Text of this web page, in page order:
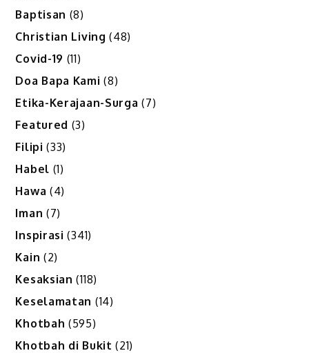
Baptisan (8)
Christian Living (48)
Covid-19 (11)
Doa Bapa Kami (8)
Etika-Kerajaan-Surga (7)
Featured (3)
Filipi (33)
Habel (1)
Hawa (4)
Iman (7)
Inspirasi (341)
Kain (2)
Kesaksian (118)
Keselamatan (14)
Khotbah (595)
Khotbah di Bukit (21)